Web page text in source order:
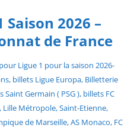
2026 –
de France
Ligue 1 pour la saison 2026-
billets Ligue Europa, Billetterie
Germain ( PSG ), billets FC
Métropole, Saint-Etienne,
de Marseille, AS Monaco, FC